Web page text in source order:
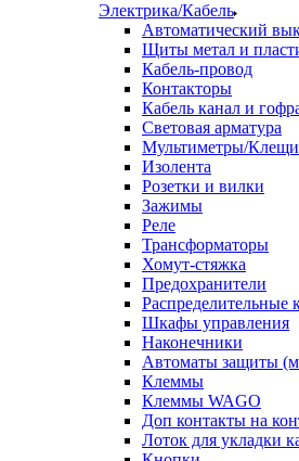
Электрика/Кабель
Автоматический
Щиты метал и
Кабель-провод
Контакторы
Кабель канал и
Световая арматура
Мультиметры/Клещи
Изолента
Розетки и вилки
Зажимы
Реле
Трансформаторы
Хомут-стяжка
Предохранители
Распределительные
Шкафы управления
Наконечники
Автоматы защиты
Клеммы
Клеммы WAGO
Доп контакты на
Лоток для укладки